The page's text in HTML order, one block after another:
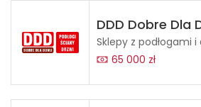
DDD Dobre Dla
Sklepy z podłogami
65 000 zł